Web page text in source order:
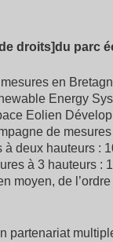
droits]du parc
en
Energy
Eolien
de
deux hauteurs :
à 3 hauteurs :
moyen, de
partenariat